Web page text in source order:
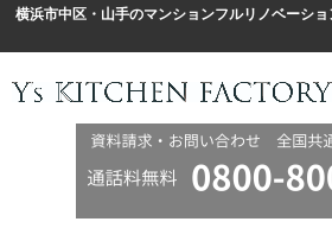
横浜市中区・山手のマンションフルリノベーシ